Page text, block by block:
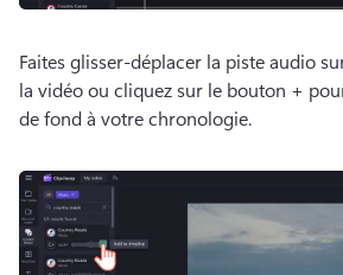
Faites glisser-déplacer la piste audio
la vidéo ou cliquez sur le bouton +
de fond à votre chronologie.